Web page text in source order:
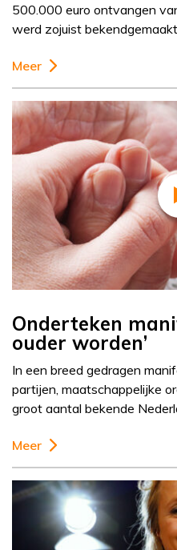
500.000 euro ontvangen
werd zojuist
Meer
Onderteken
ouder worden’
In een breed gedragen
partijen, maatschappelijke
groot aantal bekende
Meer